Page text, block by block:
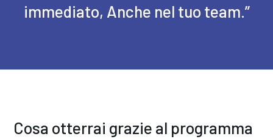
immediato, Anche nel tuo team.”
Cosa otterrai grazie al programma